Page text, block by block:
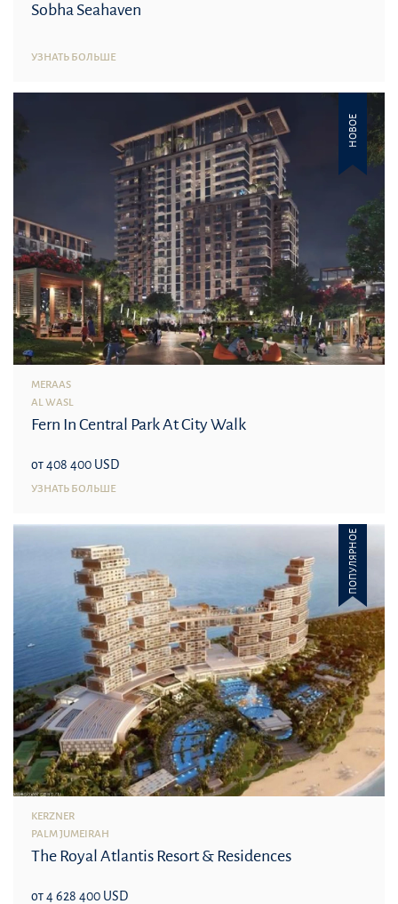
Sobha Seahaven
УЗНАТЬ БОЛЬШЕ
НОВОЕ
MERAAS
AL WASL
Fern In Central Park At City Walk
от 408 400 USD
УЗНАТЬ БОЛЬШЕ
ПОПУЛЯРНОЕ
KERZNER
PALM JUMEIRAH
The Royal Atlantis Resort & Residences
от 4 628 400 USD